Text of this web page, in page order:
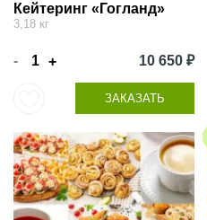
Кейтеринг «Гогланд»
3,18 кг
- + 10 650 ₽
ЗАКАЗАТЬ